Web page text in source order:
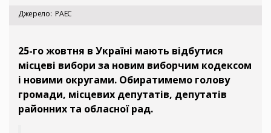
Джерело РАЕС
25-го жовтня в Україні мають відбутися
місцеві вибори за новим виборчим кодексом
і новими округами. Обиратимемо голову
громади, місцевих депутатів, депутатів
районних та обласної рад.